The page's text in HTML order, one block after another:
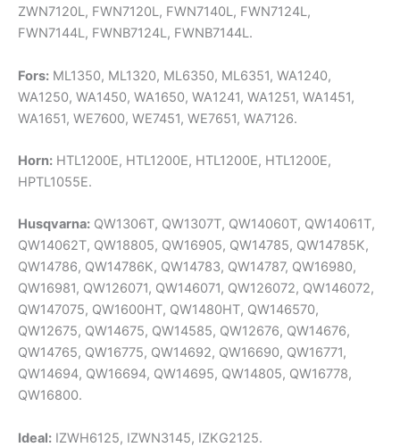
ZWN7120L, FWN7120L, FWN7140L, FWN7124L,
FWN7144L, FWNB7124L, FWNB7144L.
Fors: ML1350, ML1320, ML6350, ML6351, WA1240,
WA1250, WA1450, WA1650, WA1241, WA1251, WA1451,
WA1651, WE7600, WE7451, WE7651, WA7126.
Horn: HTL1200E, HTL1200E, HTL1200E, HTL1200E,
HPTL1055E.
Husqvarna: QW1306T, QW1307T, QW14060T, QW14061T,
QW14062T, QW18805, QW16905, QW14785, QW14785K,
QW14786, QW14786K, QW14783, QW14787, QW16980,
QW16981, QW126071, QW146071, QW126072, QW146072,
QW147075, QW1600HT, QW1480HT, QW146570,
QW12675, QW14675, QW14585, QW12676, QW14676,
QW14765, QW16775, QW14692, QW16690, QW16771,
QW14694, QW16694, QW14695, QW14805, QW16778,
QW16800.
Ideal: IZWH6125, IZWN3145, IZKG2125.